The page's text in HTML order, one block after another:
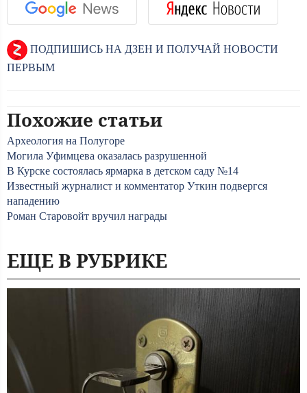
ПОДПИШИСЬ НА ДЗЕН И ПОЛУЧАЙ НОВОСТИ
ПЕРВЫМ
Похожие статьи
Археология на Полугоре
Могила Уфимцева оказалась разрушенной
В Курске состоялась ярмарка в детском саду №14
Известный журналист и комментатор Уткин подвергся
нападению
Роман Старовойт вручил награды
ЕЩЕ В РУБРИКЕ